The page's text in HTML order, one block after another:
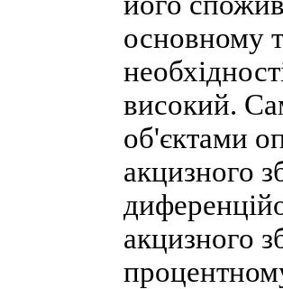
основному
високий.
об'єктами
акцизного
акцизного